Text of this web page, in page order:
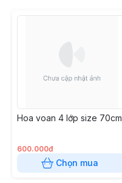
Hoa voan 4 lớp size 70cm
600.000đ
Chọn mua